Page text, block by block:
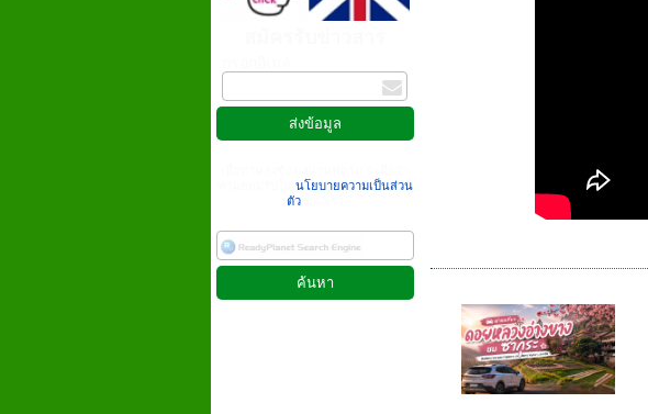
นโยบายความเป็นส่วน
ตัว